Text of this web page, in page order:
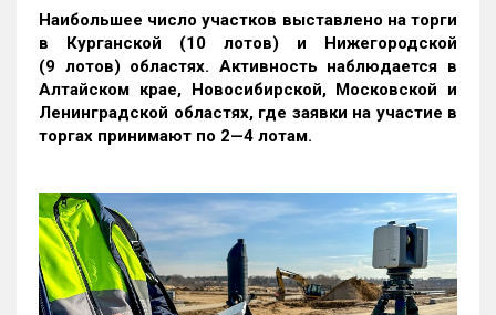
Наибольшее число участков выставлено на торги
в Курганской (10 лотов) и Нижегородской
(9 лотов) областях. Активность наблюдается в
Алтайском крае, Новосибирской, Московской и
Ленинградской областях, где заявки на участие в
торгах принимают по 2—4 лотам.